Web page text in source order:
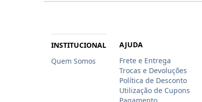
INSTITUCIONAL
Quem Somos
AJUDA
Frete e Entrega
Trocas e Devoluções
Política de Desconto
Utilização de Cupons